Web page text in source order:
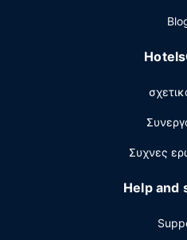
room service (κατά τη
μπουφέ) καθημερινά μεταξύ
στεγνοκαθαριστηρίου/
παρέχεται λεωφορειάκι για
αεροδρόμιο κατά τη
ωρών και στους χώρους μας
Συχνες
Help and